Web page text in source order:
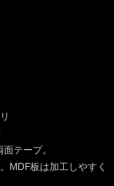
テープ。
MDF板は加工しやすく